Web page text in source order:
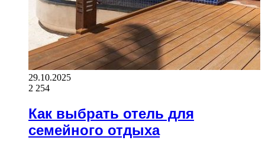
29.10.2025
2 254
Как выбрать отель для
семейного отдыха